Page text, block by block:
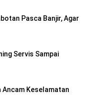
Pasca Banjir, Agar
Servis Sampai
Ancam Keselamatan